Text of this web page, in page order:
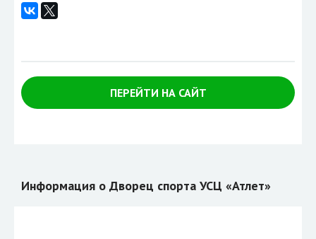
ПЕРЕЙТИ НА САЙТ
Информация о Дворец спорта УСЦ «Атлет»